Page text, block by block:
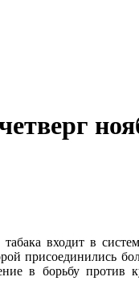
табака входит в
присоединились
в борьбу против